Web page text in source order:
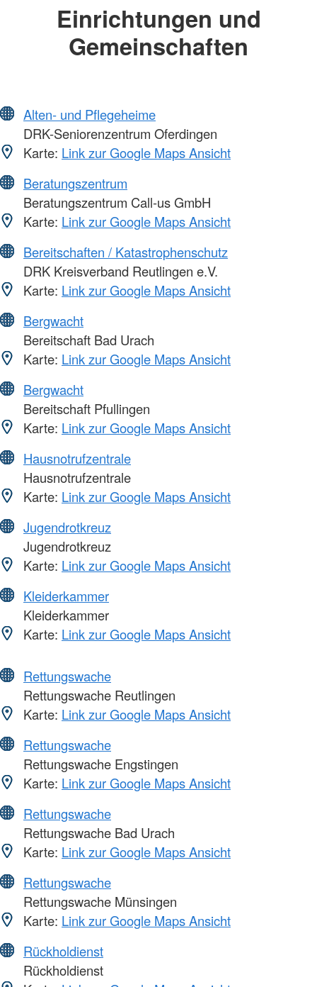
Einrichtungen und
Gemeinschaften
Alten- und Pflegeheime
DRK-Seniorenzentrum Oferdingen
Karte: Link zur Google Maps Ansicht
Beratungszentrum
Beratungszentrum Call-us GmbH
Karte: Link zur Google Maps Ansicht
Bereitschaften / Katastrophenschutz
DRK Kreisverband Reutlingen e.V.
Karte: Link zur Google Maps Ansicht
Bergwacht
Bereitschaft Bad Urach
Karte: Link zur Google Maps Ansicht
Bergwacht
Bereitschaft Pfullingen
Karte: Link zur Google Maps Ansicht
Hausnotrufzentrale
Hausnotrufzentrale
Karte: Link zur Google Maps Ansicht
Jugendrotkreuz
Jugendrotkreuz
Karte: Link zur Google Maps Ansicht
Kleiderkammer
Kleiderkammer
Karte: Link zur Google Maps Ansicht
Rettungswache
Rettungswache Reutlingen
Karte: Link zur Google Maps Ansicht
Rettungswache
Rettungswache Engstingen
Karte: Link zur Google Maps Ansicht
Rettungswache
Rettungswache Bad Urach
Karte: Link zur Google Maps Ansicht
Rettungswache
Rettungswache Münsingen
Karte: Link zur Google Maps Ansicht
Rückholdienst
Rückholdienst